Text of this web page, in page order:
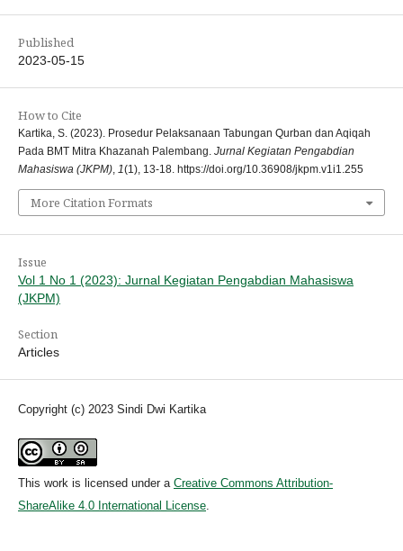
Published
2023-05-15
How to Cite
Kartika, S. (2023). Prosedur Pelaksanaan Tabungan Qurban dan Aqiqah
Pada BMT Mitra Khazanah Palembang. Jurnal Kegiatan Pengabdian
Mahasiswa (JKPM) 1(1), 13-18. https://doi.org/10.36908/jkpm.v1i1.255
More Citation Formats
Issue
Vol 1 No 1 (2023): Jurnal Kegiatan Pengabdian Mahasiswa
(JKPM)
Section
Articles
Copyright (c) 2023 Sindi Dwi Kartika
This work is licensed under a Creative Commons Attribution-
ShareAlike 4.0 International License